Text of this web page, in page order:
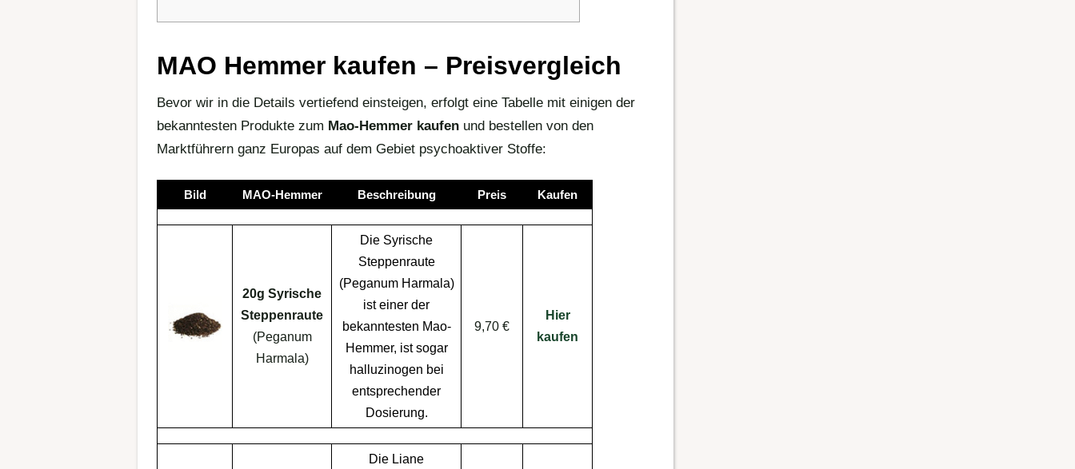
MAO Hemmer kaufen – Preisvergleich
Bevor wir in die Details vertiefend einsteigen, erfolgt eine Tabelle mit einigen der
bekanntesten Produkte zum Mao-Hemmer kaufen und bestellen von den
Marktführern ganz Europas auf dem Gebiet psychoaktiver Stoffe:
Bild MAO-Hemmer Beschreibung Preis Kaufen
20g Syrische
Steppenraute
(Peganum
Harmala)
Die Syrische
Steppenraute
(Peganum Harmala)
ist einer der
bekanntesten Mao-
Hemmer, ist sogar
halluzinogen bei
entsprechender
Dosierung.
9,70 €
Hier
kaufen
Die Liane